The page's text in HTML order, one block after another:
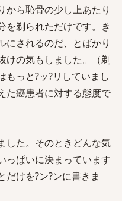
から恥骨の少し上あたり
を剃られただけです。き
にされるのだ、とばかり
けの気もしました。（剃
もっと?ッ?リしていまし
た癌患者に対する態度で
した。そのときどんな気
っぱいに決まっています
けを?ン?ンに書きま